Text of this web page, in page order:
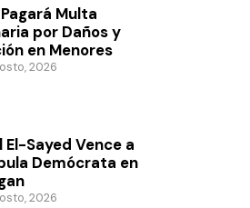
Multa
por Daños y
en Menores
2026
El-Sayed Vence a
Demócrata en
2026